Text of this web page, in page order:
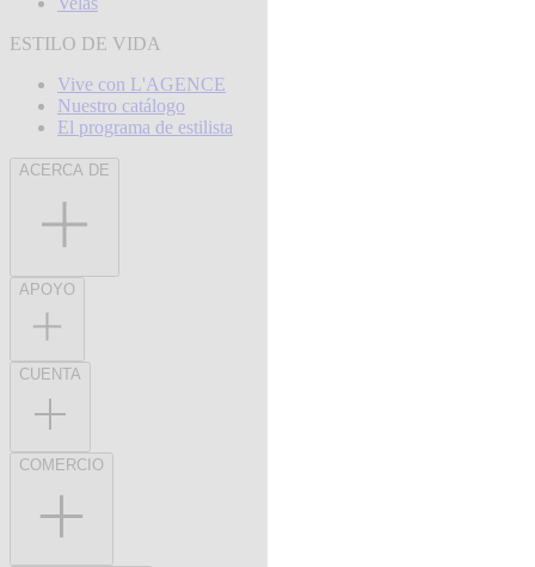
ESTILO DE VIDA
Vive con L'AGENCE
Nuestro catálogo
El programa de estilista
ACERCA DE
APOYO
CUENTA
COMERCIO